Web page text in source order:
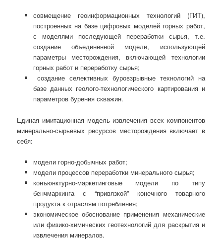
совмещение геоинформационных технологий (ГИТ),
построенных на базе цифровых моделей горных работ,
с моделями последующей переработки сырья, т.е.
создание объединенной модели, использующей
параметры месторождения, включающей технологии
горных работ и переработку сырья;
создание селективных буровзрывные технологий на
базе данных геолого-технологического картирования и
параметров бурения скважин.
Единая имитационная модель извлечения всех компонентов
минерально-сырьевых ресурсов месторождения включает в
себя:
модели горно-добычных работ;
модели процессов переработки минерального сырья;
конъюнктурно-маркетинговые модели по типу
бенчмаркинга с “привязкой” конечного товарного
продукта к отраслям потребления;
экономическое обоснование применения механические
или физико-химических геотехнологий для раскрытия и
извлечения минералов.